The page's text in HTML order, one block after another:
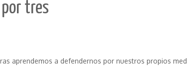
por tres
aprendemos a defendernos por nuestros propios